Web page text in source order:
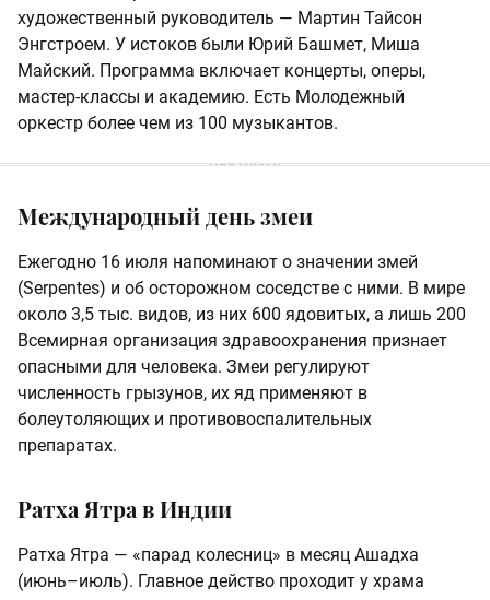
художественный руководитель — Мартин Тайсон
Энгстроем. У истоков были Юрий Башмет, Миша
Майский. Программа включает концерты, оперы,
мастер‑классы и академию. Есть Молодежный
оркестр более чем из 100 музыкантов.
Международный день змеи
Ежегодно 16 июля напоминают о значении змей
(Serpentes) и об осторожном соседстве с ними. В мире
около 3,5 тыс. видов, из них 600 ядовитых, а лишь 200
Всемирная организация здравоохранения признает
опасными для человека. Змеи регулируют
численность грызунов, их яд применяют в
болеутоляющих и противовоспалительных
препаратах.
Ратха Ятра в Индии
Ратха Ятра — «парад колесниц» в месяц Ашадха
(июнь–июль). Главное действо проходит у храма